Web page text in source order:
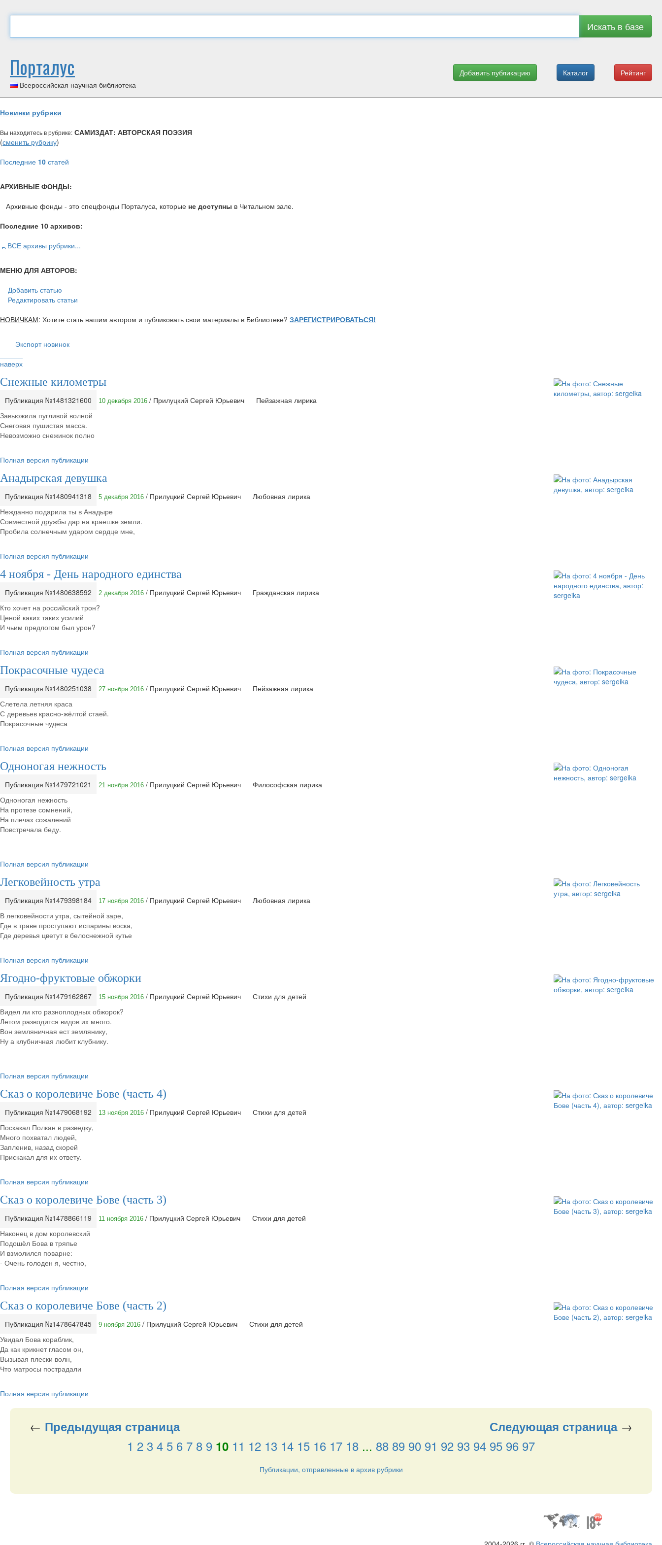
Искать в базе
Рейтинг
Каталог
Добавить публикацию
Порталус
Всероссийская научная библиотека
Новинки рубрики
Вы находитесь в рубрике: САМИЗДАТ: АВТОРСКАЯ ПОЭЗИЯ
(сменить рубрику)
Последние 10 статей
АРХИВНЫЕ ФОНДЫ:
Архивные фонды - это спецфонды Порталуса, которые не доступны в Читальном зале.
Последние 10 архивов:
ВСЕ архивы рубрики...
МЕНЮ ДЛЯ АВТОРОВ:
Добавить статью
Редактировать статьи
НОВИЧКАМ: Хотите стать нашим автором и публиковать свои материалы в Библиотеке? ЗАРЕГИСТРИРОВАТЬСЯ!
Экспорт новинок
наверх
Снежные километры
Публикация №1481321600 10 декабря 2016 / Прилуцкий Сергей Юрьевич
Пейзажная лирика
Завьюжила пугливой волной
Снеговая пушистая масса.
Невозможно снежинок полно
Полная версия публикации
Анадырская девушка
Публикация №1480941318 5 декабря 2016 / Прилуцкий Сергей Юрьевич
Любовная лирика
Нежданно подарила ты в Анадыре
Совместной дружбы дар на краешке земли.
Пробила солнечным ударом сердце мне,
Полная версия публикации
4 ноября - День народного единства
Публикация №1480638592 2 декабря 2016 / Прилуцкий Сергей Юрьевич
Гражданская лирика
Кто хочет на российский трон?
Ценой каких таких усилий
И чьим предлогом был урон?
Полная версия публикации
Покрасочные чудеса
Публикация №1480251038 27 ноября 2016 / Прилуцкий Сергей Юрьевич
Пейзажная лирика
Слетела летняя краса
С деревьев красно-жёлтой стаей.
Покрасочные чудеса
Полная версия публикации
Одноногая нежность
Публикация №1479721021 21 ноября 2016 / Прилуцкий Сергей Юрьевич
Философская лирика
Одноногая нежность
На протезе сомнений,
На плечах сожалений
Повстречала беду.
Полная версия публикации
Легковейность утра
Публикация №1479398184 17 ноября 2016 / Прилуцкий Сергей Юрьевич
Любовная лирика
В легковейности утра, сытейной заре,
Где в траве проступают испарины воска,
Где деревья цветут в белоснежной кутье
Полная версия публикации
Ягодно-фруктовые обжорки
Публикация №1479162867 15 ноября 2016 / Прилуцкий Сергей Юрьевич
Стихи для детей
Видел ли кто разноплодных обжорок?
Летом разводится видов их много.
Вон земляничная ест землянику,
Ну а клубничная любит клубнику.
Полная версия публикации
Сказ о королевиче Бове (часть 4)
Публикация №1479068192 13 ноября 2016 / Прилуцкий Сергей Юрьевич
Стихи для детей
Поскакал Полкан в разведку,
Много похватал людей,
Запленив, назад скорей
Прискакал для их ответу.
Полная версия публикации
Сказ о королевиче Бове (часть 3)
Публикация №1478866119 11 ноября 2016 / Прилуцкий Сергей Юрьевич
Стихи для детей
Наконец в дом королевский
Подошёл Бова в тряпье
И взмолился поварне:
- Очень голоден я, честно,
Полная версия публикации
Сказ о королевиче Бове (часть 2)
Публикация №1478647845 9 ноября 2016 / Прилуцкий Сергей Юрьевич
Стихи для детей
Увидал Бова кораблик,
Да как крикнет гласом он,
Вызывая плески волн,
Что матросы пострадали
Полная версия публикации
← Предыдущая страница Следующая страница→
1 2 3 4 5 6 7 8 9 10 11 12 13 14 15 16 17 18 ... 88 89 90 91 92 93 94 95 96 97
Публикации, отправленные в архив рубрики